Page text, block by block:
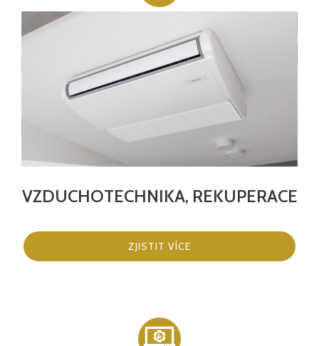
VZDUCHOTECHNIKA, REKUPERACE
ZJISTIT VÍCE